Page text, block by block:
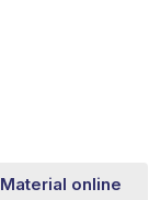
Material online